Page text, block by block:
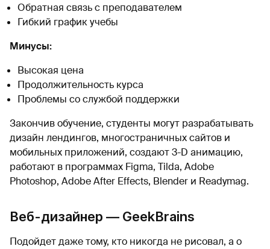
Обратная связь с преподавателем
Гибкий график учебы
Минусы:
Высокая цена
Продолжительность курса
Проблемы со службой поддержки
Закончив обучение, студенты могут разрабатывать
дизайн лендингов, многостраничных сайтов и
мобильных приложений, создают 3-D анимацию,
работают в программах Figma, Tilda, Adobe
Photoshop, Adobe After Effects, Blender и Readymag.
Веб-дизайнер — GeekBrains
Подойдет даже тому, кто никогда не рисовал, а о